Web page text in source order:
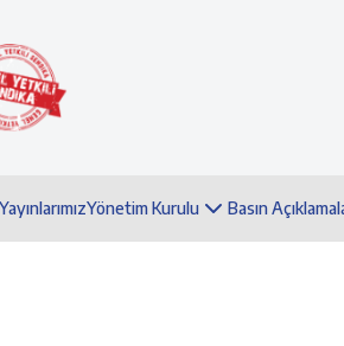
YayınlarımızYönetim Kurulu Basın